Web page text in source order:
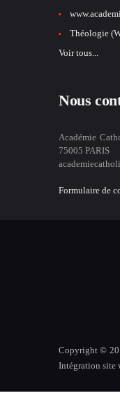
Théologie
Voir tous...
Nous
Académie
75005 PARIS
Formulaire de
Copyright ©
Intégration site